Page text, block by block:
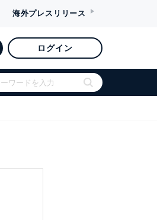
海外プレスリリース
ログイン